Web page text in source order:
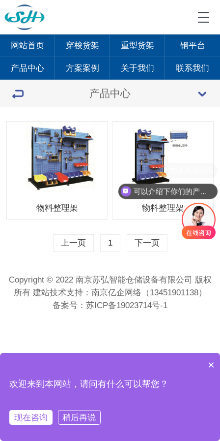
网站首页 穿梭货架 重型货架 钢平台
产品中心 方案案例 关于我们 联系我们
产品中心
物料整理架 物料整理架
上一页 1 下一页
Copyright © 2022 南京苏弘智能仓储设备有限公司 版权
所有 建站技术支持：南京亿企网络（13451901138）
备案号： 苏ICP备19023714号-1
可以介绍下你们的产品么
现在有优惠活动吗
×
欢迎来到本网站，请问有什么可以帮您？
现在咨询 稍后再说